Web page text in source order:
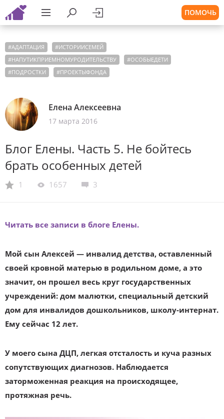
ПОМОЧЬ
#АДАПТАЦИЯ #ИСТОРИИСЕМЕЙ
#НАПУТИКПРИЕМНОМУРОДИТЕЛЬСТВУ #ОСОБЫЕДЕТИ
#ПОДРОСТКИ #ПРОЕКТЫФОНДА
Елена Алексеевна
17 марта 2016
Блог Елены. Часть 5. Не бойтесь
брать особенных детей
1 1657 3
Читать все записи в блоге Елены.
Мой сын Алексей — инвалид детства, оставленный
своей кровной матерью в родильном доме, а это
значит, он прошел весь круг государственных
учреждений: дом малютки, специальный детский
дом для инвалидов дошкольников, школу-интернат.
Ему сейчас 12 лет.
У моего сына ДЦП, легкая отсталость и куча разных
сопутствующих диагнозов. Наблюдается
заторможенная реакция на происходящее,
протяжная речь.